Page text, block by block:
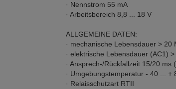
· Nennstrom 55 mA
· Arbeitsbereich 8,8 ... 18 V
ALLGEMEINE DATEN:
· mechanische Lebensdauer > 20
· elektrische Lebensdauer (AC1)
· Ansprech-/Rückfallzeit 15/20 ms
· Umgebungstemperatur - 40 ... +
· Relaisschutzart RTII